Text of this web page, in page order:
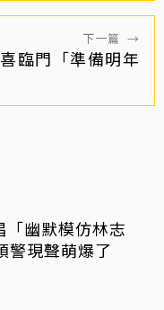
下一篇 →
臨門「準備明年
「幽默模仿林志
警現聲萌爆了